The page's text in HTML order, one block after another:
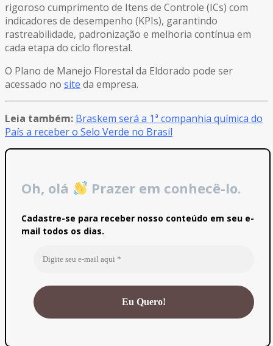
rigoroso cumprimento de Itens de Controle (ICs) com
indicadores de desempenho (KPIs), garantindo
rastreabilidade, padronização e melhoria contínua em
cada etapa do ciclo florestal.
O Plano de Manejo Florestal da Eldorado pode ser
acessado no site da empresa.
Leia também: Braskem será a 1ª companhia química do
País a receber o Selo Verde no Brasil
Oh, olá Prazer em conhecê-lo.
Cadastre-se para receber nosso conteúdo em seu e-
mail todos os dias.